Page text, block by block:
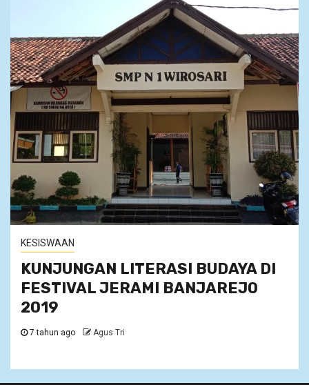
KESISWAAN
KUNJUNGAN LITERASI BUDAYA DI
FESTIVAL JERAMI BANJAREJO
2019
7 tahun ago Agus Tri